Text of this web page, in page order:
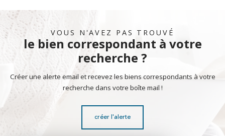
VOUS N'AVEZ PAS TROUVÉ
le bien correspondant à votre
recherche ?
Créer une alerte email et recevez les biens correspondants à votre
recherche dans votre boîte mail !
créer l'alerte